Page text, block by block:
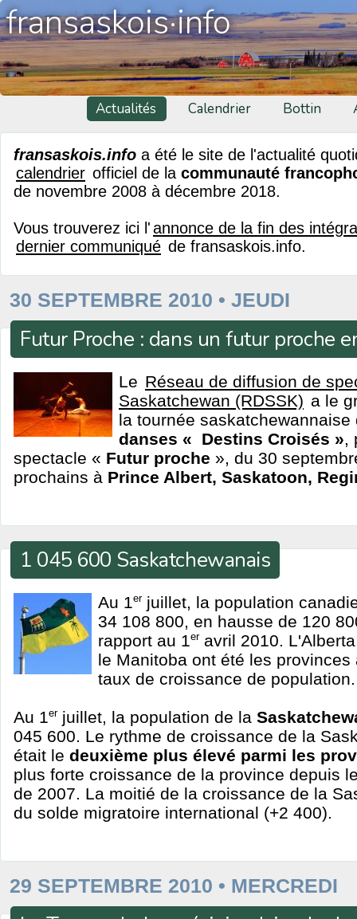
fransaskois·info
Actualités Calendrier Bottin
fransaskois.info a été le site de l'actualité
calendrier officiel de la communauté
de novembre 2008 à décembre 2018.
Vous trouverez ici l'annonce de la fin des
dernier communiqué de fransaskois.info.
30 SEPTEMBRE 2010 • JEUDI
Futur Proche : dans un futur proche
Le Réseau de diffusion de
Saskatchewan (RDSSK) a le
la tournée
danses « Destins Croisés »,
spectacle « Futur proche », du 30
prochains à Prince Albert, Saskatoon,
1 045 600 Saskatchewanais
Au 1erjuillet, la population
34 108 800, en hausse de 120
rapport au 1eravril 2010.
le Manitoba ont été les
taux de croissance de population.
Au 1erjuillet, la population de la
045 600. Le rythme de croissance de la
était le deuxième plus élevé parmi les
plus forte croissance de la province depuis
de 2007. La moitié de la croissance de la
du solde migratoire international (+2 400).
29 SEPTEMBRE 2010 • MERCREDI